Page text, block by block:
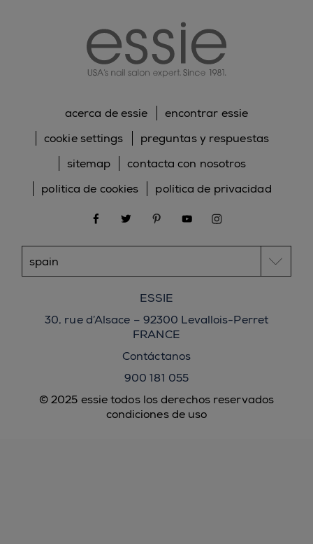
© 2025 essie todos los derechos reservados
condiciones de uso
acerca de essie
encontrar essie
cookie settings
preguntas y respuestas
sitemap
contacta con nosotros
política de cookies
política de privacidad
facebooktwitter pinterestyoutubeinstagram
ESSIE
30, rue d’Alsace – 92300 Levallois-Perret
FRANCE
Contáctanos
900 181 055